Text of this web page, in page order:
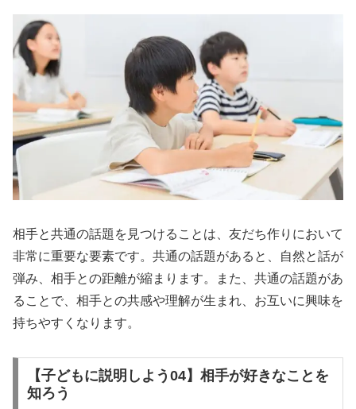
相手と共通の話題を見つけることは、友だち作りにおいて
非常に重要な要素です。共通の話題があると、自然と話が
弾み、相手との距離が縮まります。また、共通の話題があ
ることで、相手との共感や理解が生まれ、お互いに興味を
持ちやすくなります。
【子どもに説明しよう04】相手が好きなことを
知ろう